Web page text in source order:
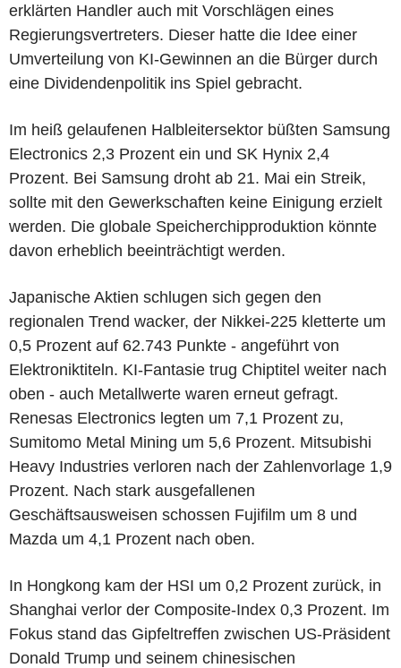
erklärten Handler auch mit Vorschlägen eines
Regierungsvertreters. Dieser hatte die Idee einer
Umverteilung von KI-Gewinnen an die Bürger durch
eine Dividendenpolitik ins Spiel gebracht.
Im heiß gelaufenen Halbleitersektor büßten Samsung
Electronics 2,3 Prozent ein und SK Hynix 2,4
Prozent. Bei Samsung droht ab 21. Mai ein Streik,
sollte mit den Gewerkschaften keine Einigung erzielt
werden. Die globale Speicherchipproduktion könnte
davon erheblich beeinträchtigt werden.
Japanische Aktien schlugen sich gegen den
regionalen Trend wacker, der Nikkei-225 kletterte um
0,5 Prozent auf 62.743 Punkte - angeführt von
Elektroniktiteln. KI-Fantasie trug Chiptitel weiter nach
oben - auch Metallwerte waren erneut gefragt.
Renesas Electronics legten um 7,1 Prozent zu,
Sumitomo Metal Mining um 5,6 Prozent. Mitsubishi
Heavy Industries verloren nach der Zahlenvorlage 1,9
Prozent. Nach stark ausgefallenen
Geschäftsausweisen schossen Fujifilm um 8 und
Mazda um 4,1 Prozent nach oben.
In Hongkong kam der HSI um 0,2 Prozent zurück, in
Shanghai verlor der Composite-Index 0,3 Prozent. Im
Fokus stand das Gipfeltreffen zwischen US-Präsident
Donald Trump und seinem chinesischen